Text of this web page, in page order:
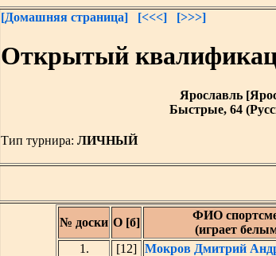
[Домашняя страница] [<<<] [>>>]
Открытый
Ярославль
Быстрые, 64
Тип турнира: ЛИЧНЫЙ
№ доски О [б]
ФИО
(играет
1.
[12] Мокров Дмитрий